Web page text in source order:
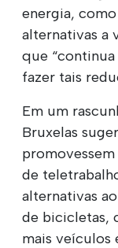
energia,
alternativas a
que “continua
fazer tais
Em um
Bruxelas
de
alternativas
de bicicletas,
mais veículos